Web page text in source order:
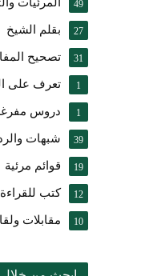
49
بقلم الشيخ 27
تصحيح 31
تعرف على 1
دروس 1
شبهات 39
قوائم مرئية 19
كتب للقراءة 12
مقابلات 10